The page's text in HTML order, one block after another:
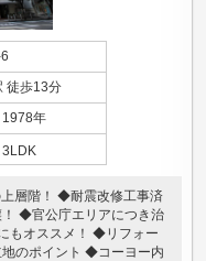
徒歩13分
1978年
3LDK
層階！ ◆耐震改修工事済
◆官公庁エリアにつき治
もオススメ！ ◆リフォー
のポイント ◆コーヨー内